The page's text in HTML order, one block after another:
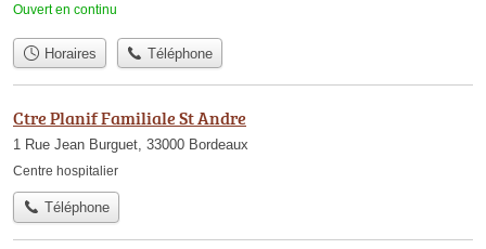
Ouvert en continu
Horaires Téléphone
Ctre Planif Familiale St Andre
1 Rue Jean Burguet, 33000 Bordeaux
Centre hospitalier
Téléphone